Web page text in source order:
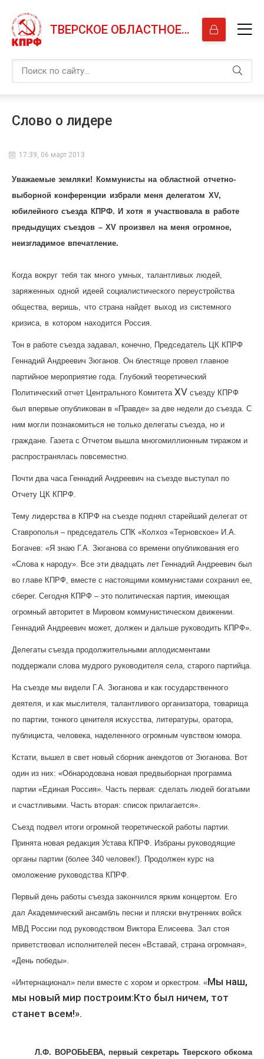
ТВЕРСКОЕ ОБЛАСТНОЕ ОТДЕЛЕНИЕ КПРФ
Слово о лидере
17:39, 06 март 2013
Уважаемые земляки! Коммунисты на областной отчетно-
выборной конференции избрали меня делегатом XV,
юбилейного съезда КПРФ. И хотя я участвовала в работе
предыдущих съездов – XV произвел на меня огромное,
неизгладимое впечатление.
Когда вокруг тебя так много умных, талантливых людей,
заряженных одной идеей социалистического переустройства
общества, веришь, что страна найдет выход из системного
кризиса, в котором находится Россия.
Тон в работе съезда задавал, конечно, Председатель ЦК КПРФ
Геннадий Андреевич Зюганов. Он блестяще провел главное
партийное мероприятие года. Глубокий теоретический
Политический отчет Центрального Комитета XV съезду КПРФ
был впервые опубликован в «Правде» за две недели до съезда. С
ним могли познакомиться не только делегаты съезда, но и
граждане. Газета с Отчетом вышла многомиллионным тиражом и
распространялась повсеместно.
Почти два часа Геннадий Андреевич на съезде выступал по
Отчету ЦК КПРФ.
Тему лидерства в КПРФ на съезде поднял старейший делегат от
Ставрополья – председатель СПК «Колхоз «Терновское» И.А.
Богачев: «Я знаю Г.А. Зюганова со времени опубликования его
«Слова к народу». Все эти двадцать лет Геннадий Андреевич был
во главе КПРФ, вместе с настоящими коммунистами сохранил ее,
сберег. Сегодня КПРФ – это политическая партия, имеющая
огромный авторитет в Мировом коммунистическом движении.
Геннадий Андреевич может, должен и дальше руководить КПРФ».
Делегаты съезда продолжительными аплодисментами
поддержали слова мудрого руководителя села, старого партийца.
На съезде мы видели Г.А. Зюганова и как государственного
деятеля, и как мыслителя, талантливого организатора, товарища
по партии, тонкого ценителя искусства, литературы, оратора,
публициста, человека, наделенного огромным чувством юмора.
Кстати, вышел в свет новый сборник анекдотов от Зюганова. Вот
один из них: «Обнародована новая предвыборная программа
партии «Единая Россия». Часть первая: сделать людей богатыми
и счастливыми. Часть вторая: список прилагается».
Съезд подвел итоги огромной теоретической работы партии.
Принята новая редакция Устава КПРФ. Избраны руководящие
органы партии (более 340 человек!). Продолжен курс на
омоложение руководства КПРФ.
Первый день работы съезда закончился ярким концертом. Его
дал Академический ансамбль песни и пляски внутренних войск
МВД России под руководством Виктора Елисеева. Зал стоя
приветствовал исполнителей песен «Вставай, страна огромная»,
«День победы».
«Интернационал» пели вместе с хором и оркестром. «Мы наш,
мы новый мир построим:Кто был ничем, тот
станет всем!».
Л.Ф. ВОРОБЬЕВА, первый секретарь Тверского обкома